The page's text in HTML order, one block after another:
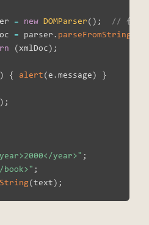
= new DOMParser( ) ;
// 创建
= parser. parseFromString
(xmlDoc) ;
) { alert(e.message)
}
) ;
year>" ;
book>" ;
(text) ;